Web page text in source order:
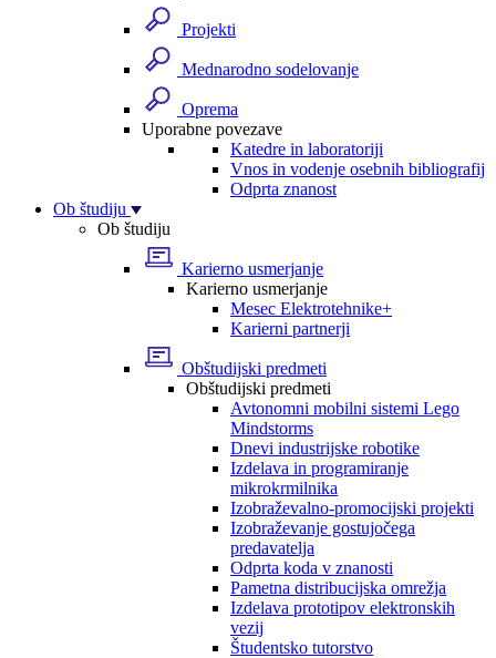
Projekti
Mednarodno sodelovanje
Oprema
Uporabne povezave
Katedre in laboratoriji
Vnos in vodenje osebnih bibliografij
Odprta znanost
Ob študiju
Ob študiju
Karierno usmerjanje
Karierno usmerjanje
Mesec Elektrotehnike+
Karierni partnerji
Obštudijski predmeti
Obštudijski predmeti
Avtonomni mobilni sistemi Lego
Mindstorms
Dnevi industrijske robotike
Izdelava in programiranje
mikrokrmilnika
Izobraževalno-promocijski projekti
Izobraževanje gostujočega
predavatelja
Odprta koda v znanosti
Pametna distribucijska omrežja
Izdelava prototipov elektronskih
vezij
Študentsko tutorstvo